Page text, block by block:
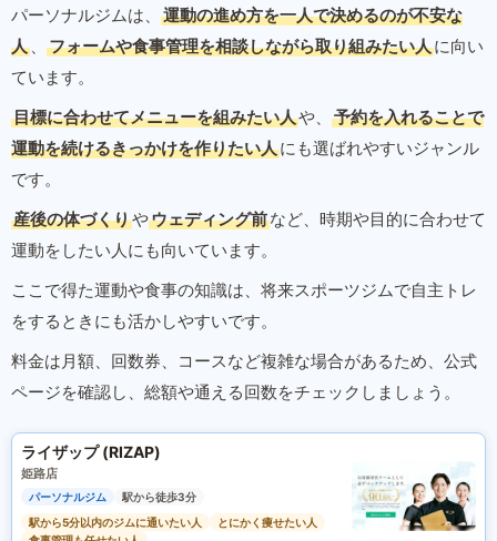
パーソナルジムは、
運動の進め方を一人で決めるのが不安な
人 、 フォームや食事管理を相談しながら取り組みたい人に向い
ています。
目標に合わせてメニューを組みたい人や、
予約を入れることで
運動を続けるきっかけを作りたい人にも選ばれやすいジャンル
です。
産後の体づくりやウェディング前など、時期や目的に合わせて
運動をしたい人にも向いています。
ここで得た運動や食事の知識は、将来スポーツジムで自主トレ
をするときにも活かしやすいです。
料金は月額、回数券、コースなど複雑な場合があるため、公式
ページを確認し、総額や通える回数をチェックしましょう。
ライザップ (RIZAP)
姫路店
パーソナルジム
駅から徒歩3分
駅から5分以内のジムに通いたい人
とにかく痩せたい人